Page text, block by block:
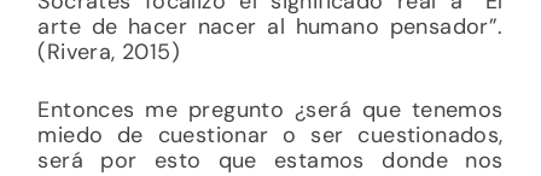
arte de hacer nacer al humano pensador”.
(Rivera, 2015)
Entonces me pregunto ¿será que tenemos
miedo de cuestionar o ser cuestionados,
será por esto que estamos donde nos